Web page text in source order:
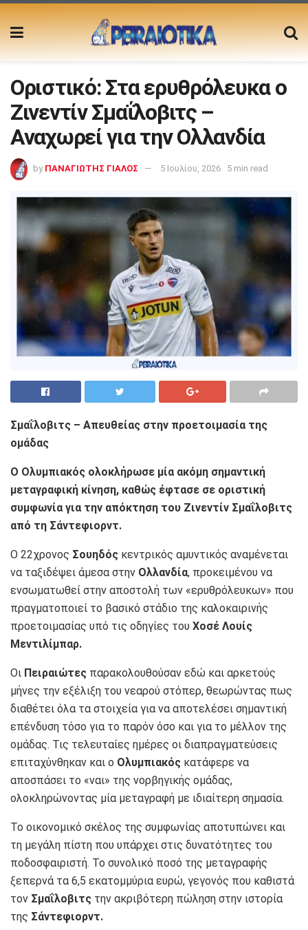
Οριστικό: Στα ερυθρόλευκα ο
Ζινεντίν Σμαΐλοβιτς –
Αναχωρεί για την Ολλανδία
by ΠΑΝΑΓΙΩΤΗΣ ΓΙΑΛΟΣ 5 Ιουλίου, 2026 5 min read
Σμαΐλοβιτς – Απευθείας στην προετοιμασία της
ομάδας
Ο Ολυμπιακός ολοκλήρωσε μία ακόμη σημαντική
μεταγραφική κίνηση, καθώς έφτασε σε οριστική
συμφωνία για την απόκτηση του Ζινεντίν Σμαΐλοβιτς
από τη Σάντεφιορντ.
Ο 22χρονος Σουηδός κεντρικός αμυντικός αναμένεται
να ταξιδέψει άμεσα στην Ολλανδία, προκειμένου να
ενσωματωθεί στην αποστολή των «ερυθρόλευκων» που
πραγματοποιεί το βασικό στάδιο της καλοκαιρινής
προετοιμασίας υπό τις οδηγίες του Χοσέ Λουίς
Μεντιλίμπαρ.
Οι Πειραιώτες παρακολουθούσαν εδώ και αρκετούς
μήνες την εξέλιξη του νεαρού στόπερ, θεωρώντας πως
διαθέτει όλα τα στοιχεία για να αποτελέσει σημαντική
επένδυση τόσο για το παρόν όσο και για το μέλλον της
ομάδας. Τις τελευταίες ημέρες οι διαπραγματεύσεις
επιταχύνθηκαν και ο Ολυμπιακός κατάφερε να
αποσπάσει το «ναι» της νορβηγικής ομάδας,
ολοκληρώνοντας μία μεταγραφή με ιδιαίτερη σημασία.
Το οικονομικό σκέλος της συμφωνίας αποτυπώνει και
τη μεγάλη πίστη που υπάρχει στις δυνατότητες του
ποδοσφαιριστή. Το συνολικό ποσό της μεταγραφής
ξεπερνά τα 6,5 εκατομμύρια ευρώ, γεγονός που καθιστά
τον Σμαΐλοβιτς την ακριβότερη πώληση στην ιστορία
της Σάντεφιορντ.